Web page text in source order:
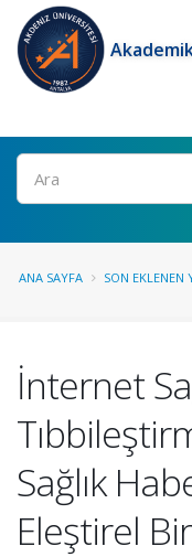
Ara
ANA SAYFA SON EKLENEN
İnternet
Sağlık
Eleştirel